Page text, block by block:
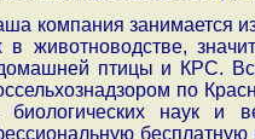
компания занимается
животноводстве,
птицы и КРС.
по
наук и